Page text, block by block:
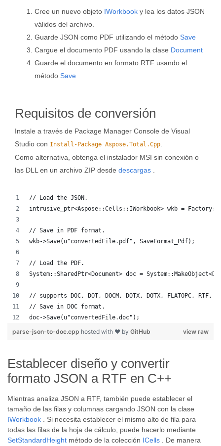
Cree un nuevo objeto IWorkbook y lea los datos JSON
válidos del archivo.
Guarde JSON como PDF utilizando el método Save
Cargue el documento PDF usando la clase Document
Guarde el documento en formato RTF usando el
método Save
Requisitos de conversión
Instale a través de Package Manager Console de Visual
Studio con Install-Package Aspose.Total.Cpp
Como alternativa, obtenga el instalador MSI sin conexión o
las DLL en un archivo ZIP desde descargas
// Load the JSON.
intrusive_ptr<Aspose::Cells::IWorkbook> wkb =
// Save in PDF format.
wkb->Save(u"convertedFile.pdf", SaveFormat_Pdf);
// Load the PDF.
System::SharedPtr<Document> doc =
// supports DOC, DOT, DOCM, DOTX, DOTX, FLATOPC,
// Save in DOC format.
doc->Save(u"convertedFile.doc");
view raw
parse-json-to-doc.cpp hosted with ❤ by GitHub
Establecer diseño y convertir
formato JSON a RTF en C++
Mientras analiza JSON a RTF, también puede establecer el
tamaño de las filas y columnas cargando JSON con la clase
IWorkbook . Si necesita establecer el mismo alto de fila para
todas las filas de la hoja de cálculo, puede hacerlo mediante
SetStandardHeight método de la colección ICells . De manera